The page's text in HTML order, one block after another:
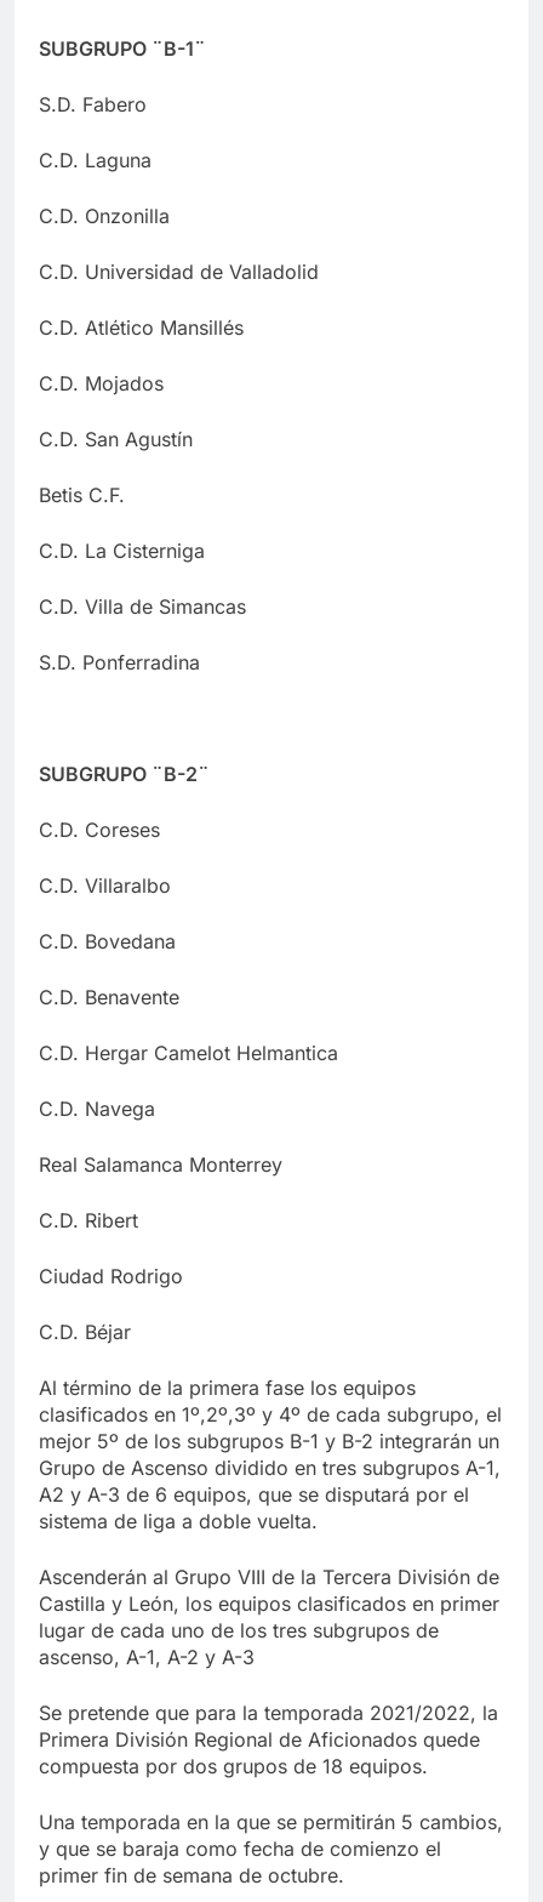
SUBGRUPO ¨B-1¨
S.D. Fabero
C.D. Laguna
C.D. Onzonilla
C.D. Universidad de Valladolid
C.D. Atlético Mansillés
C.D. Mojados
C.D. San Agustín
Betis C.F.
C.D. La Cisterniga
C.D. Villa de Simancas
S.D. Ponferradina
SUBGRUPO ¨B-2¨
C.D. Coreses
C.D. Villaralbo
C.D. Bovedana
C.D. Benavente
C.D. Hergar Camelot Helmantica
C.D. Navega
Real Salamanca Monterrey
C.D. Ribert
Ciudad Rodrigo
C.D. Béjar
Al término de la primera fase los equipos
clasificados en 1º,2º,3º y 4º de cada subgrupo, el
mejor 5º de los subgrupos B-1 y B-2 integrarán un
Grupo de Ascenso dividido en tres subgrupos A-1,
A2 y A-3 de 6 equipos, que se disputará por el
sistema de liga a doble vuelta.
Ascenderán al Grupo VIII de la Tercera División de
Castilla y León, los equipos clasificados en primer
lugar de cada uno de los tres subgrupos de
ascenso, A-1, A-2 y A-3
Se pretende que para la temporada 2021/2022, la
Primera División Regional de Aficionados quede
compuesta por dos grupos de 18 equipos.
Una temporada en la que se permitirán 5 cambios,
y que se baraja como fecha de comienzo el
primer fin de semana de octubre.